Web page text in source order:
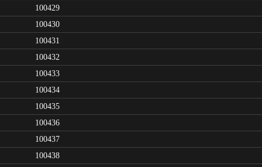
100429
100430
100431
100432
100433
100434
100435
100436
100437
100438